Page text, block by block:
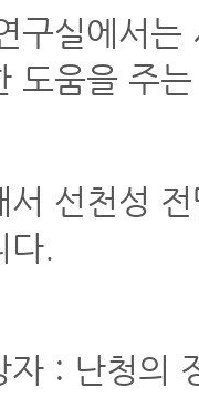
구실에서는
도움을 주
서 선천성
다.
자 : 난청의